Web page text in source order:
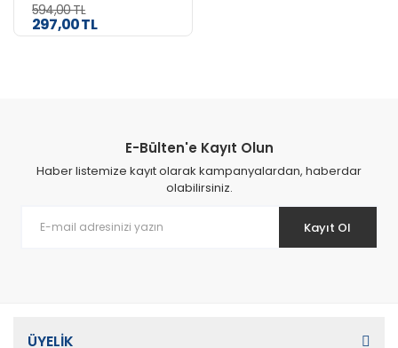
594,00 TL
297,00 TL
E-Bülten'e Kayıt Olun
Haber listemize kayıt olarak kampanyalardan, haberdar
olabilirsiniz.
Kayıt Ol
ÜYELİK